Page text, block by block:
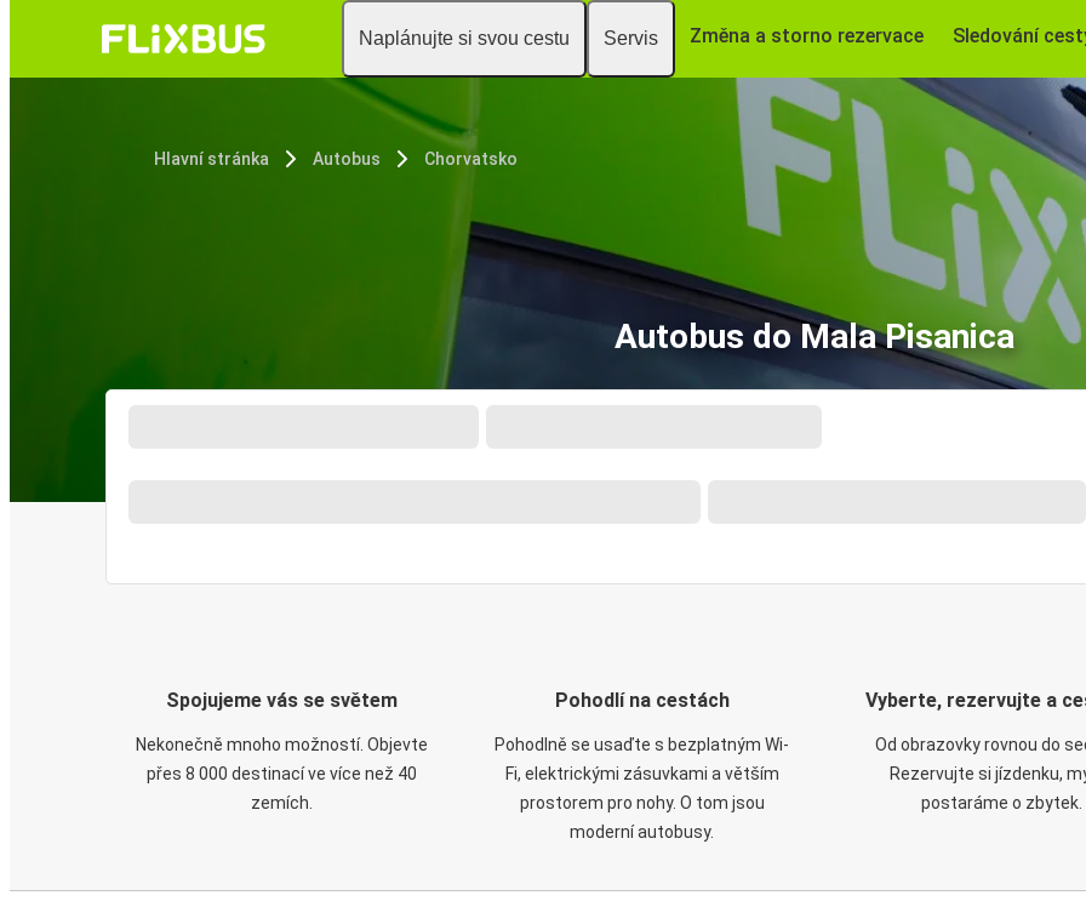
Naplánujte si svou cestu Servis Změna a storno rezervace Sledování
Hlavní stránka Autobus Chorvatsko
Autobus do Mala Pisanica
Spojujeme vás se světem
Nekonečně mnoho možností. Objevte
přes 8 000 destinací ve více než 40
zemích.
Pohodlí na cestách
Pohodlně se usaďte s bezplatným Wi-
Fi, elektrickými zásuvkami a větším
prostorem pro nohy. O tom jsou
moderní autobusy.
Vyberte, rezervujte a
Od obrazovky rovnou do
Rezervujte si jízdenku,
postaráme o zbytek.